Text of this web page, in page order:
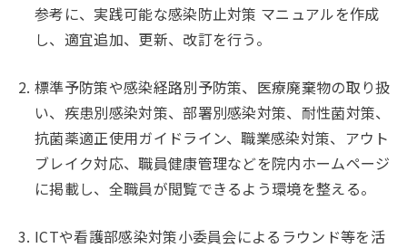
参考に、実践可能な感染防止対策 マニュアルを作成
し、適宜追加、更新、改訂を行う。
標準予防策や感染経路別予防策、医療廃棄物の取り扱
い、疾患別感染対策、部署別感染対策、耐性菌対策、
抗菌薬適正使用ガイドライン、職業感染対策、アウト
ブレイク対応、職員健康管理などを院内ホームページ
に掲載し、全職員が閲覧できるよう環境を整える。
ICTや看護部感染対策小委員会によるラウンド等を活